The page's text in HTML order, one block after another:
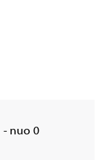
- nuo 0